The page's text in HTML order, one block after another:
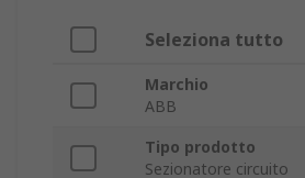
Seleziona tutto
Marchio
ABB
Tipo prodotto
Sezionatore circuito